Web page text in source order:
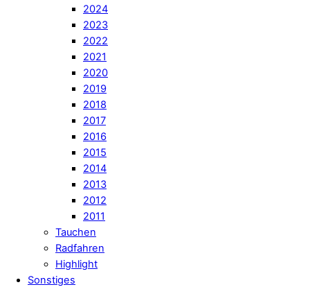
2024
2023
2022
2021
2020
2019
2018
2017
2016
2015
2014
2013
2012
2011
Tauchen
Radfahren
Highlight
Sonstiges